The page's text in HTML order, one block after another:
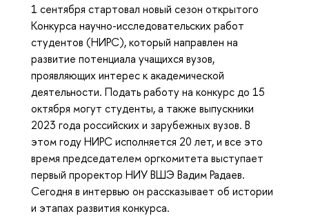
1 сентября стартовал новый сезон открытого
Конкурса научно-исследовательских работ
студентов (НИРС), который направлен на
развитие потенциала учащихся вузов,
проявляющих интерес к академической
деятельности. Подать работу на конкурс до 15
октября могут студенты, а также выпускники
2023 года российских и зарубежных вузов. В
этом году НИРС исполняется 20 лет, и все это
время председателем оргкомитета выступает
первый проректор НИУ ВШЭ Вадим Радаев.
Сегодня в интервью он рассказывает об истории
и этапах развития конкурса.